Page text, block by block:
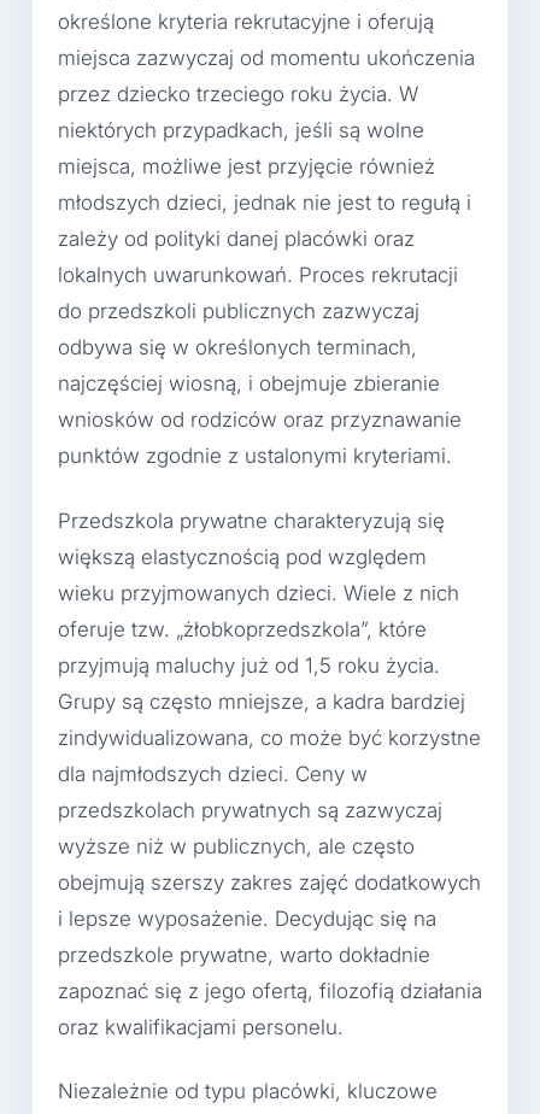
określone kryteria rekrutacyjne i oferują
miejsca zazwyczaj od momentu ukończenia
przez dziecko trzeciego roku życia. W
niektórych przypadkach, jeśli są wolne
miejsca, możliwe jest przyjęcie również
młodszych dzieci, jednak nie jest to regułą i
zależy od polityki danej placówki oraz
lokalnych uwarunkowań. Proces rekrutacji
do przedszkoli publicznych zazwyczaj
odbywa się w określonych terminach,
najczęściej wiosną, i obejmuje zbieranie
wniosków od rodziców oraz przyznawanie
punktów zgodnie z ustalonymi kryteriami.
Przedszkola prywatne charakteryzują się
większą elastycznością pod względem
wieku przyjmowanych dzieci. Wiele z nich
oferuje tzw. „żłobkoprzedszkola”, które
przyjmują maluchy już od 1,5 roku życia.
Grupy są często mniejsze, a kadra bardziej
zindywidualizowana, co może być korzystne
dla najmłodszych dzieci. Ceny w
przedszkolach prywatnych są zazwyczaj
wyższe niż w publicznych, ale często
obejmują szerszy zakres zajęć dodatkowych
i lepsze wyposażenie. Decydując się na
przedszkole prywatne, warto dokładnie
zapoznać się z jego ofertą, filozofią działania
oraz kwalifikacjami personelu.
Niezależnie od typu placówki, kluczowe